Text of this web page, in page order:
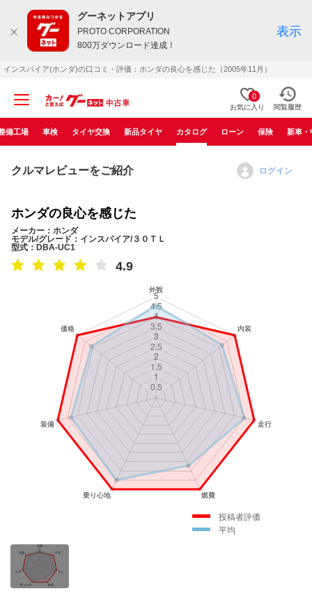
グーネットアプリ
PROTO CORPORATION
800万ダウンロード達成！
表示
インスパイア(ホンダ)の口コミ・評価：ホンダの良心を感じた（2005年11月）
0
お気に入り 閲覧履歴
備工場 車検 タイヤ交換 新品タイヤ カタログ ローン 保険 新車・
クルマレビューをご紹介 ログイン
ホンダの良心を感じた
メーカー：ホンダ
モデル/グレード：インスパイア/３０ＴＬ
型式：DBA-UC1
4.9
投稿者評価
平均